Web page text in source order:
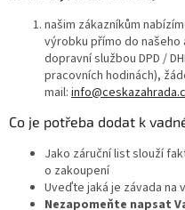
našim zákazníkům
výrobku přímo do
dopravní službou DPD /
pracovních hodinách),
mail:
Co je potřeba dodat k
Jako záruční list slouží
o zakoupení
Uveďte jaká je závada na
Nezapomeňte napsat